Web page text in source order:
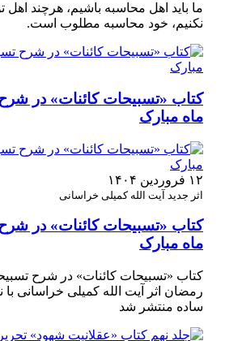
ما باید اهل محاسبه باشیم، هرچند اهل
نکنیم، خود محاسبه مطلوب است.
کتاب «تسبیحات کائنات» در
ماه مبارک
۱۲ فروردین ۱۴۰۴
اثر جدید آیت الله کمیلی خراسانی
کتاب «تسبیحات کائنات» در
ماه مبارک
کتاب «تسبیحات کائنات» در شرح
رمضان اثر آیت الله کمیلی خراسانی با
ساده منتشر شد